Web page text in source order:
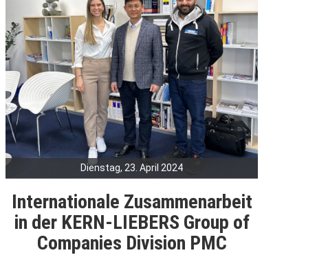
Dienstag, 23. April 2024
Internationale Zusammenarbeit
in der KERN-LIEBERS Group of
Companies Division PMC